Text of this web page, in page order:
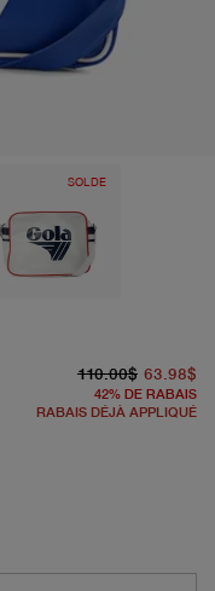
SOLDE
110.00$ 63.98$
42% DE RABAIS
RABAIS DÉJÀ APPLIQUÉ